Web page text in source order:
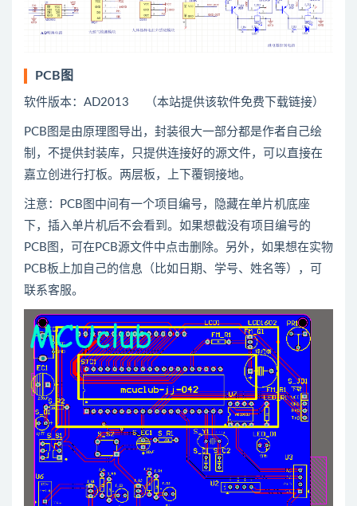
PCB图
软件版本：AD2013 （本站提供该软件免费下载链接）
PCB图是由原理图导出，封装很大一部分都是作者自己绘
制，不提供封装库，只提供连接好的源文件，可以直接在
嘉立创进行打板。两层板，上下覆铜接地。
注意：PCB图中间有一个项目编号，隐藏在单片机底座
下，插入单片机后不会看到。如果想截没有项目编号的
PCB图，可在PCB源文件中点击删除。另外，如果想在实物
PCB板上加自己的信息（比如日期、学号、姓名等），可
联系客服。